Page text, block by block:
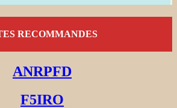
RECOMMANDES
ANRPFD
F5IRO